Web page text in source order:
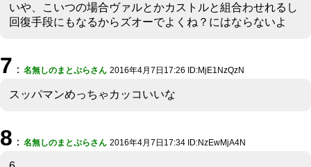
いや、こいつの場合ヴァルとかカストルと組合わせれるし
回復手段にもなるからズオーでよくね？にはならないよ
7 ： 名無しのまとぷらさん 2016年4月7日17:26 ID:MjE1NzQzN
スッパマンめっちゃカッコいいな
8 ： 名無しのまとぷらさん 2016年4月7日17:34 ID:NzEwMjA4N